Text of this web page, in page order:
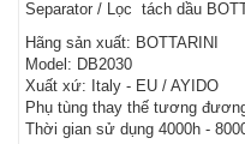
Separator / Lọc tách dầu
Hãng sản xuất: BOTTARINI
Model: DB2030
Xuất xứ: Italy - EU / AYIDO
Phụ tùng thay thế tương
Thời gian sử dụng 4000h -